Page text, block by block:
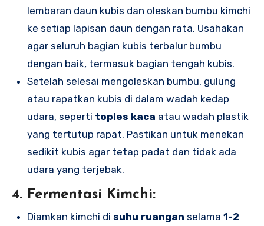
lembaran daun kubis dan oleskan bumbu kimchi
ke setiap lapisan daun dengan rata. Usahakan
agar seluruh bagian kubis terbalur bumbu
dengan baik, termasuk bagian tengah kubis.
Setelah selesai mengoleskan bumbu, gulung
atau rapatkan kubis di dalam wadah kedap
udara, seperti toples kaca atau wadah plastik
yang tertutup rapat. Pastikan untuk menekan
sedikit kubis agar tetap padat dan tidak ada
udara yang terjebak.
4. Fermentasi Kimchi:
Diamkan kimchi di suhu ruangan selama 1-2